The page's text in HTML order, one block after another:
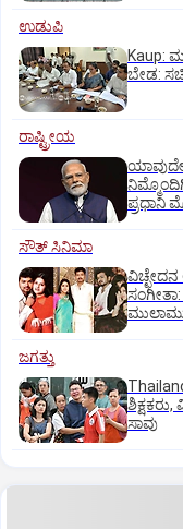
ಉಡುಪಿ
Kaup:
ಬೇಡ:
ರಾಷ್ಟ್ರೀಯ
ಸೌತ್‌ ಸಿನಿಮಾ
ಜಗತ್ತು
ಸಾವು